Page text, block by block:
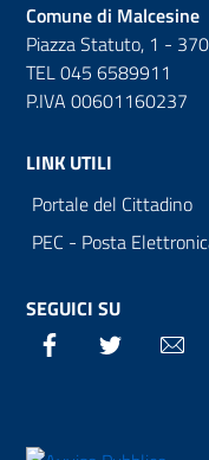
Comune di Malcesine
Piazza Statuto, 1 -
TEL 045 6589911
P.IVA 00601160237
LINK UTILI
Portale del Cittadino
PEC - Posta
SEGUICI SU
Facebook Twitter